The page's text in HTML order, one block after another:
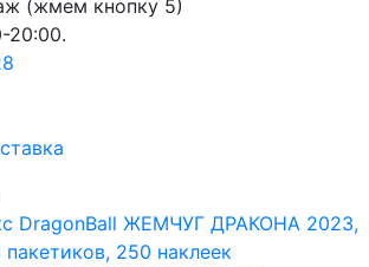
(жмем кнопку 5)
20:00.